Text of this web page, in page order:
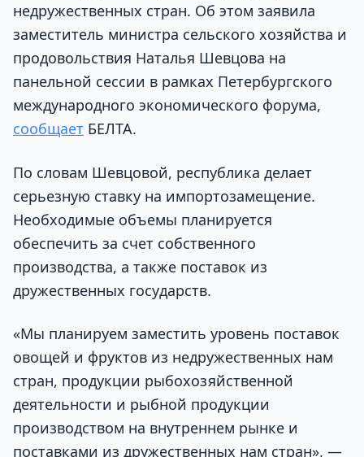
недружественных стран. Об этом заявила
заместитель министра сельского хозяйства и
продовольствия Наталья Шевцова на
панельной сессии в рамках Петербургского
международного экономического форума,
сообщает БЕЛТА.
По словам Шевцовой, республика делает
серьезную ставку на импортозамещение.
Необходимые объемы планируется
обеспечить за счет собственного
производства, а также поставок из
дружественных государств.
«Мы планируем заместить уровень поставок
овощей и фруктов из недружественных нам
стран, продукции рыбохозяйственной
деятельности и рыбной продукции
производством на внутреннем рынке и
поставками из дружественных нам стран», —